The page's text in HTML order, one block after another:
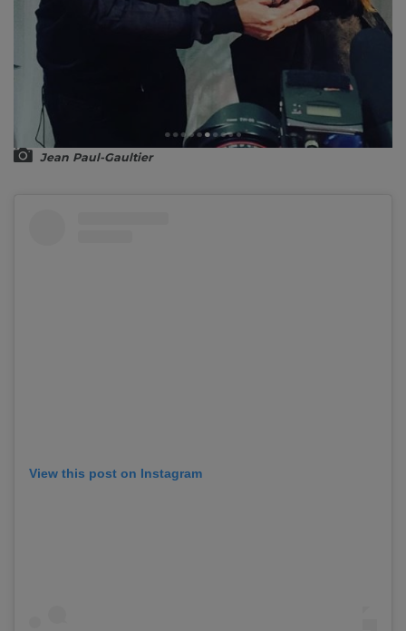
Jean Paul-Gaultier
View this post on Instagram